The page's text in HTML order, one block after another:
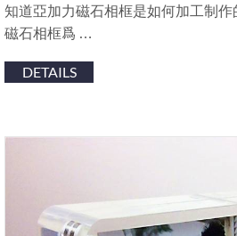
知道亞加力磁石相框是如何加工制作
磁石相框爲 …
DETAILS